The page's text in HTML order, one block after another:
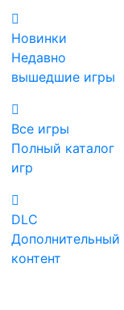
Новинки
Недавно
вышедшие игры
Все игры
Полный каталог
игр
DLC
Дополнительный
контент